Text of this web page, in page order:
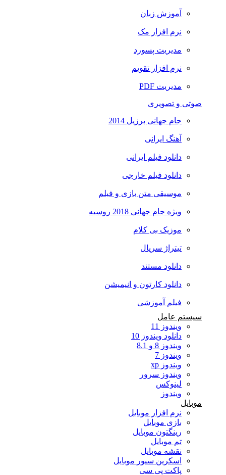
آموزش زبان
نرم افزار مک
مدیریت پسورد
نرم افزار تقویم
مدیریت PDF
صوتی و تصویری
جام جهانی برزیل 2014
آهنگ ایرانی
دانلود فیلم ایرانی
دانلود فیلم خارجی
موسیقی متن بازی و فیلم
ویژه جام جهانی 2018 روسیه
موزیک بی کلام
تیتراژ سریال
دانلود مستند
دانلود کارتون و انیمیشن
فیلم آموزشی
سیستم عامل
ویندوز 11
دانلود ویندوز 10
ویندوز 8 و 8.1
ویندوز 7
ویندوز xp
ویندوز سرور
لینوکس
ویندوز
موبایل
نرم افزار موبایل
بازی موبایل
رینگتون موبایل
تم موبایل
نقشه موبایل
اسکرین سیور موبایل
پاکت پی سی